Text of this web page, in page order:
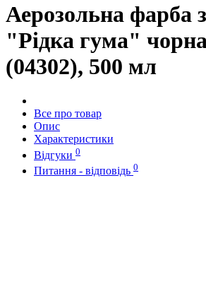
Аерозольна фарба
"Рідка гума"
(04302), 500 мл
Все про товар
Опис
Характеристики
Відгуки 0
Питання - відповідь 0